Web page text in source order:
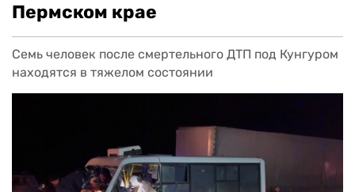
Пермском крае
Семь человек после смертельного ДТП под Кунгуром
находятся в тяжелом состоянии